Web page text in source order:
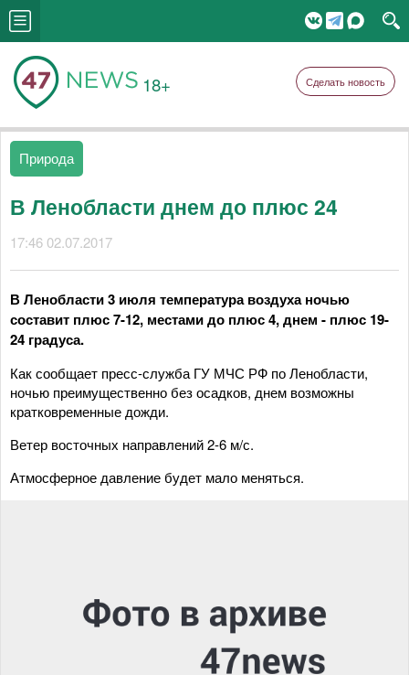
18+ Сделать новость
Природа
В Ленобласти днем до плюс 24
17:46 02.07.2017
В Ленобласти 3 июля температура воздуха ночью
составит плюс 7-12, местами до плюс 4, днем - плюс 19-
24 градуса.
Как сообщает пресс-служба ГУ МЧС РФ по Ленобласти,
ночью преимущественно без осадков, днем возможны
кратковременные дожди.
Ветер восточных направлений 2-6 м/с.
Атмосферное давление будет мало меняться.